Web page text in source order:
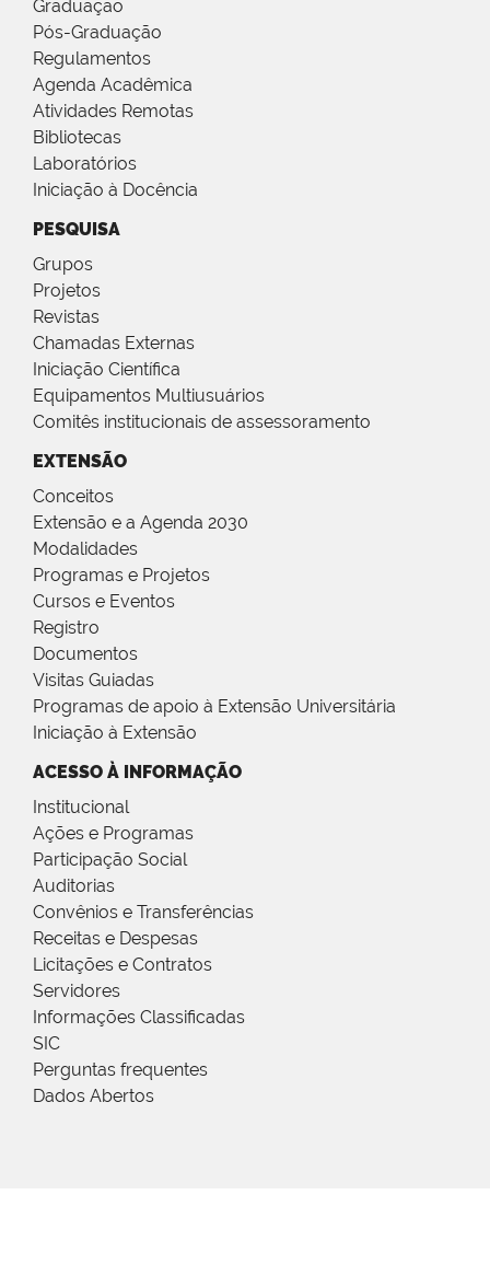
Graduação
Pós-Graduação
Regulamentos
Agenda Acadêmica
Atividades Remotas
Bibliotecas
Laboratórios
Iniciação à Docência
PESQUISA
Grupos
Projetos
Revistas
Chamadas Externas
Iniciação Científica
Equipamentos Multiusuários
Comitês institucionais de assessoramento
EXTENSÃO
Conceitos
Extensão e a Agenda 2030
Modalidades
Programas e Projetos
Cursos e Eventos
Registro
Documentos
Visitas Guiadas
Programas de apoio à Extensão Universitária
Iniciação à Extensão
ACESSO À INFORMAÇÃO
Institucional
Ações e Programas
Participação Social
Auditorias
Convênios e Transferências
Receitas e Despesas
Licitações e Contratos
Servidores
Informações Classificadas
SIC
Perguntas frequentes
Dados Abertos